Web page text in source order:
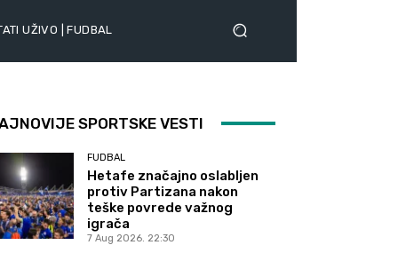
UŽIVO | FUDBAL
SPORTSKE VESTI
FUDBAL
Hetafe značajno oslabljen
protiv Partizana nakon
teške povrede važnog
igrača
7 Aug 2026. 22:30